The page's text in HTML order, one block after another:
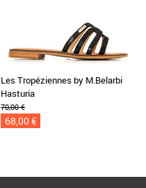
Les Tropéziennes by M.Belarbi
Hasturia
70,00 €
68,00 €